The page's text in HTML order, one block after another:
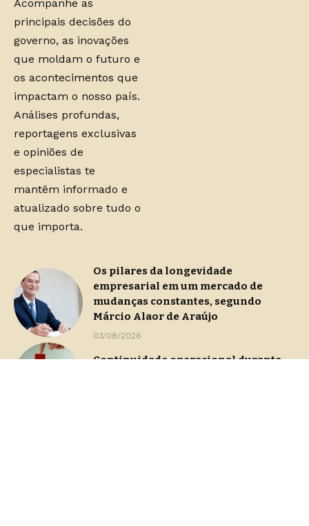
Acompanhe as
principais decisões do
governo, as inovações
que moldam o futuro e
os acontecimentos que
impactam o nosso país.
Análises profundas,
reportagens exclusivas
e opiniões de
especialistas te
mantêm informado e
atualizado sobre tudo o
que importa.
Os pilares da longevidade
empresarial em um mercado de
mudanças constantes, segundo
Márcio Alaor de Araújo
03/08/2026
Continuidade operacional durante